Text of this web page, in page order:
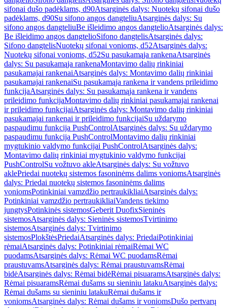
sifonai dušo padėklams, d90Atsarginės dalys: Nuotekų sifonai dušo
padėklams, d90Su sifono angos dangteliuAtsarginės dalys: Su
sifono angos dangteliuBe išleidimo angos dangtelioAtsarginės dalys:
Be išleidimo angos dangtelioSifono dangtelisAtsarginės dalys:
Sifono dangtelisNuotekų sifonai vonioms, d52Atsarginės dalys:
Nuotekų sifonai vonioms, d52Su pasukamąja rankenaAtsarginės
dalys: Su pasukamąja rankenaMontavimo dalių rinkiniai
pasukamajai rankenaiAtsarginės dalys: Montavimo dalių rinkiniai
pasukamajai rankenaiSu pasukamąja rankena ir vandens prileidimo
funkcijaAtsarginės dalys: Su pasukamąja rankena ir vandens
prileidimo funkcijaMontavimo dalių rinkiniai pasukamajai rankenai
ir prileidimo funkcijaiAtsarginės dalys: Montavimo dalių rinkiniai
pasukamajai rankenai ir prileidimo funkcijaiSu uždarymo
paspaudimu funkcija PushControlAtsarginės dalys: Su uždarymo
paspaudimu funkcija PushControlMontavimo dalių rinkiniai
mygtukinio valdymo funkcijai PushControlAtsarginės dalys:
Montavimo dalių rinkiniai mygtukinio valdymo funkcijai
PushControlSu vožtuvo akleAtsarginės dalys: Su vožtuvo
aklePriedai nuotekų sistemos fasoninėms dalims voniomsAtsarginės
dalys: Priedai nuotekų sistemos fasoninėms dalims
voniomsPotinkiniai vamzdžio pertraukikliaiAtsarginės dalys:
Potinkiniai vamzdžio pertraukikliaiVandens tiekimo
jungtysPotinkinės sistemosGeberit DuofixSieninės
sistemosAtsarginės dalys: Sieninės sistemosTvirtinimo
sistemosAtsarginės dalys: Tvirtinimo
sistemosPlokštėsPriedaiAtsarginės dalys: PriedaiPotinkiniai
rėmaiAtsarginės dalys: Potinkiniai rėmaiRėmai WC
puodamsAtsarginės dalys: Rėmai WC puodamsRėmai
praustuvamsAtsarginės dalys: Rėmai praustuvamsRėmai
bidėAtsarginės dalys: Rėmai bidėRėmai pisuaramsAtsarginės dalys:
Rėmai pisuaramsRėmai dušams su sieniniu latakuAtsarginės dalys:
Rėmai dušams su sieniniu latakuRėmai dušams ir
voniomsAtsarginės dalys: Rėmai dušams ir voniomsDušo pertvarų